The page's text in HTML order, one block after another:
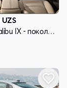
UZS
Chevrolet Malibu IX - поколение рестайлинг